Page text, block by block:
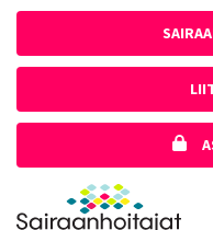
Etusivulle